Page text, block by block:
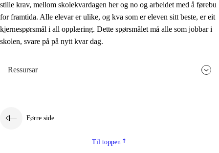
stille krav, mellom skolekvardagen her og no og arbeidet med å førebu
for framtida. Alle elevar er ulike, og kva som er eleven sitt beste, er eit
kjernespørsmål i all opplæring. Dette spørsmålet må alle som jobbar i
skolen, svare på på nytt kvar dag.
Ressursar
Førre side
Til toppen